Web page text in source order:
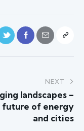
NEXT
landscapes –
future of energy
and cities